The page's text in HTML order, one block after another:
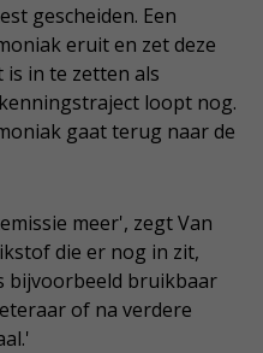
gescheiden. Een
eruit en zet deze
in te zetten als
loopt nog.
gaat terug naar de
meer', zegt Van
die er nog in zit,
bijvoorbeeld bruikbaar
of na verdere